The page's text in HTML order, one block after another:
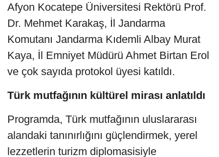
Afyon Kocatepe Üniversitesi Rektörü Prof.
Dr. Mehmet Karakaş, İl Jandarma
Komutanı Jandarma Kıdemli Albay Murat
Kaya, İl Emniyet Müdürü Ahmet Birtan Erol
ve çok sayıda protokol üyesi katıldı.
Türk mutfağının kültürel mirası anlatıldı
Programda, Türk mutfağının uluslararası
alandaki tanınırlığını güçlendirmek, yerel
lezzetlerin turizm diplomasisiyle